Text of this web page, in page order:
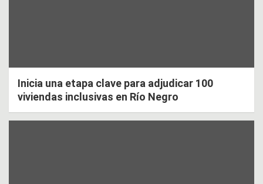
Inicia una etapa clave para adjudicar 100
viviendas inclusivas en Río Negro